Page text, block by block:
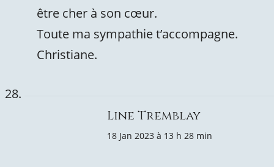
être cher à son cœur.
Toute ma sympathie t’accompagne.
Christiane.
Line Tremblay
18 Jan 2023 à 13 h 28 min